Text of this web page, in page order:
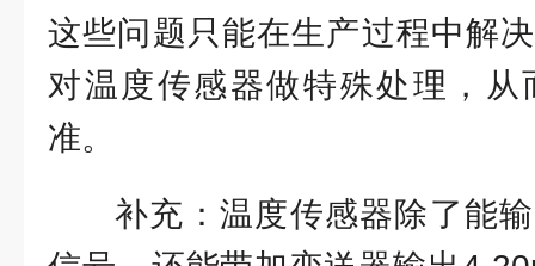
这些问题只能在生产过程中解
对温度传感器做特殊处理，
准。
补充：温度传感器除了能